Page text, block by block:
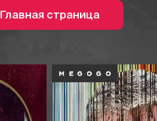
Главная страница